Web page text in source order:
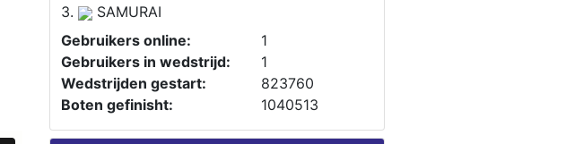
3.
SAMURAI
Gebruikers online:
1
Gebruikers in wedstrijd:
1
Wedstrijden gestart:
823760
Boten gefinisht:
1040513